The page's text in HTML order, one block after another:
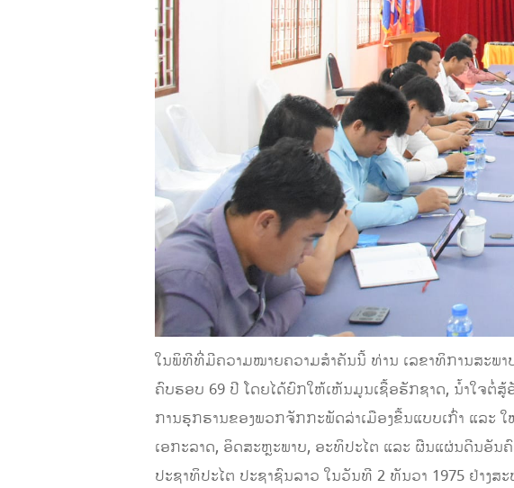
ໃນພິທີທີ່ມີຄວາມໝາຍຄວາມສໍາຄັນນີ້ ທ່ານ ເລຂາທິການສະພາ
ຄົບຮອບ 69 ປີ ໂດຍໄດ້ຍົກໃຫ້ເຫັນມູນເຊື້ອຮັກຊາດ, ນໍ້າໃຈຕໍ່
ການຮຸກຮານຂອງພວກຈັກກະພັດລ່າເມືອງຂື້ນແບບເກົ່າ ແລະ
ເອກະລາດ, ອິດສະຫຼະພາບ, ອະທິປະໄຕ ແລະ ຜືນແຜ່ນດີນອັນ
ປະຊາທິປະໄຕ ປະຊາຊົນລາວ ໃນວັນທີ 2 ທັນວາ 1975 ຢ່າງສ